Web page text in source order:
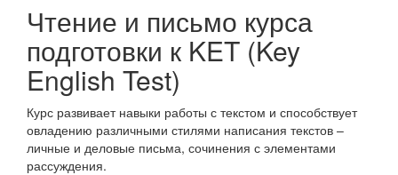
Чтение и письмо курса
подготовки к KET (Key
English Test)
Курс развивает навыки работы с текстом и способствует
овладению различными стилями написания текстов –
личные и деловые письма, сочинения с элементами
рассуждения.